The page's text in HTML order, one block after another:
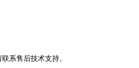
系售后技术支持。